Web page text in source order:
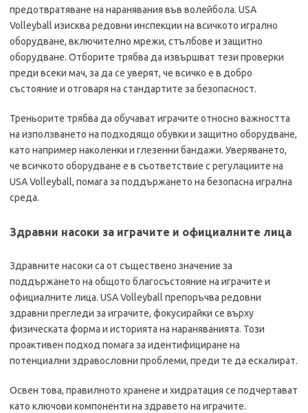
предотвратяване на наранявания във волейбола. USA
Volleyball изисква редовни инспекции на всичкото игрално
оборудване, включително мрежи, стълбове и защитно
оборудване. Отборите трябва да извършват тези проверки
преди всеки мач, за да се уверят, че всичко е в добро
състояние и отговаря на стандартите за безопасност.
Треньорите трябва да обучават играчите относно важността
на използването на подходящо обувки и защитно оборудване,
като например наколенки и глезенни бандажи. Уверяването,
че всичкото оборудване е в съответствие с регулациите на
USA Volleyball, помага за поддържането на безопасна игрална
среда.
Здравни насоки за играчите и официалните лица
Здравните насоки са от съществено значение за
поддържането на общото благосъстояние на играчите и
официалните лица. USA Volleyball препоръчва редовни
здравни прегледи за играчите, фокусирайки се върху
физическата форма и историята на нараняванията. Този
проактивен подход помага за идентифициране на
потенциални здравословни проблеми, преди те да ескалират.
Освен това, правилното хранене и хидратация се подчертават
като ключови компоненти на здравето на играчите.